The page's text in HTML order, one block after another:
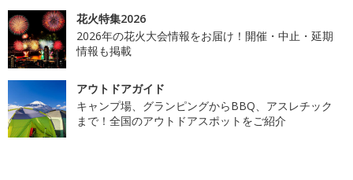
花火特集2026
2026年の花火大会情報をお届け！開催・中止・延期
情報も掲載
アウトドアガイド
キャンプ場、グランピングからBBQ、アスレチック
まで！全国のアウトドアスポットをご紹介